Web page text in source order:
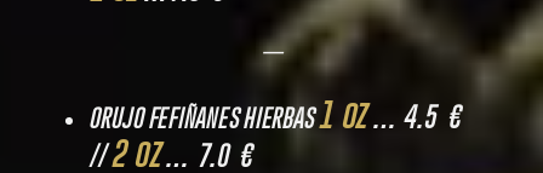
—
ORUJO FEFIÑANES HIERBAS 1 oz… 4.5 €
//2 oz… 7.0 €